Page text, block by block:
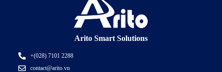
Arito Smart Solutions
+(028) 7101 2288
contact@arito.vn